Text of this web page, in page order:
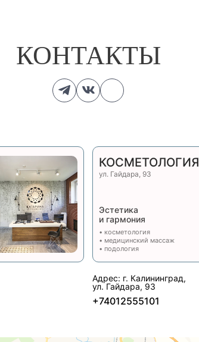
КОНТАКТЫ
КОСМЕТОЛОГИЯ
ул. Гайдара, 93
Эстетика
и гармония
• косметология
• медицинский массаж
• подология
Адрес: г. Калининград,
ул. Гайдара, 93
+74012555101